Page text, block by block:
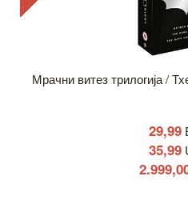
Мрачни витез трилогија /
29,99
35,99